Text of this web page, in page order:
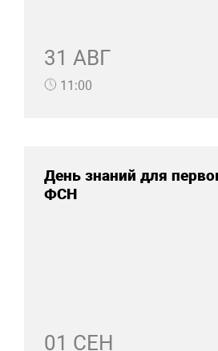
31 АВГ
11:00
День знаний для
ФСН
01 СЕН